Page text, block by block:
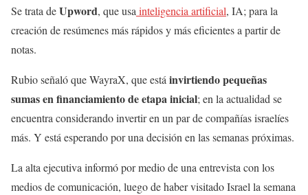
Se trata deUpword, que usainteligencia artificial, IA; para la
creación de resúmenes más rápidos y más eficientes a partir de
notas.
Rubio señaló que WayraX, que estáinvirtiendo pequeñas
sumas en financiamiento de etapa inicial; en la actualidad se
encuentra considerando invertir en un par de compañías israelíes
más. Y está esperando por una decisión en las semanas próximas.
La alta ejecutiva informó por medio de una entrevista con los
medios de comunicación, luego de haber visitado Israel la semana